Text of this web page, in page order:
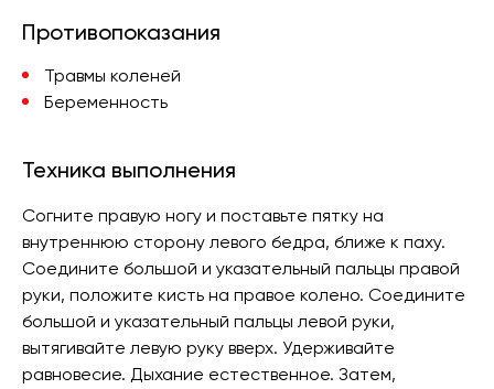
Противопоказания
Травмы коленей
Беременность
Техника выполнения
Согните правую ногу и поставьте пятку на
внутреннюю сторону левого бедра, ближе к паху.
Соедините большой и указательный пальцы правой
руки, положите кисть на правое колено. Соедините
большой и указательный пальцы левой руки,
вытягивайте левую руку вверх. Удерживайте
равновесие. Дыхание естественное. Затем,